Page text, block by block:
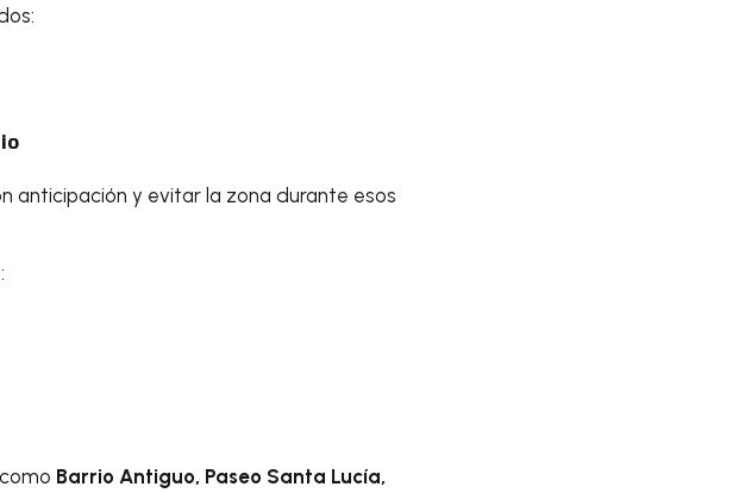
anticipación y evitar la zona durante esos
Barrio Antiguo, Paseo Santa Lucía,